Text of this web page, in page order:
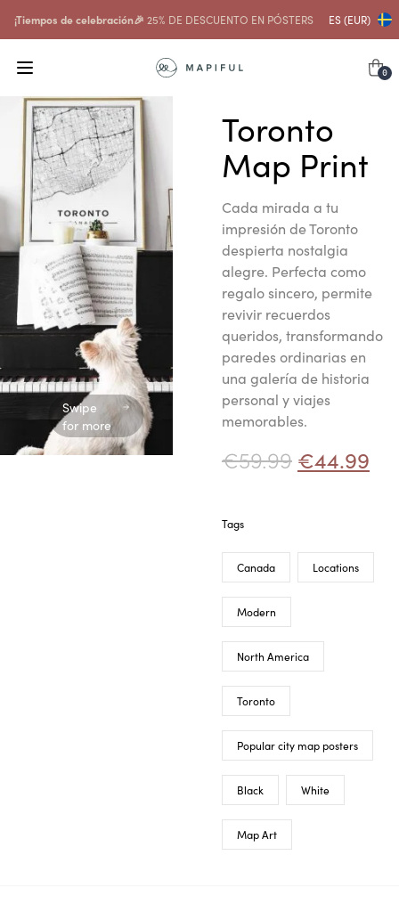
¡Tiempos de celebración🎉 25% DE DESCUENTO EN PÓSTERS ES (EUR)
0
Swipe
for more
Toronto
Map Print
Cada mirada a tu
impresión de Toronto
despierta nostalgia
alegre. Perfecta como
regalo sincero, permite
revivir recuerdos
queridos, transformando
paredes ordinarias en
una galería de historia
personal y viajes
memorables.
€59.99 €44.99
Tags
Canada Locations
Modern
North America
Toronto
Popular city map posters
Black White
Map Art